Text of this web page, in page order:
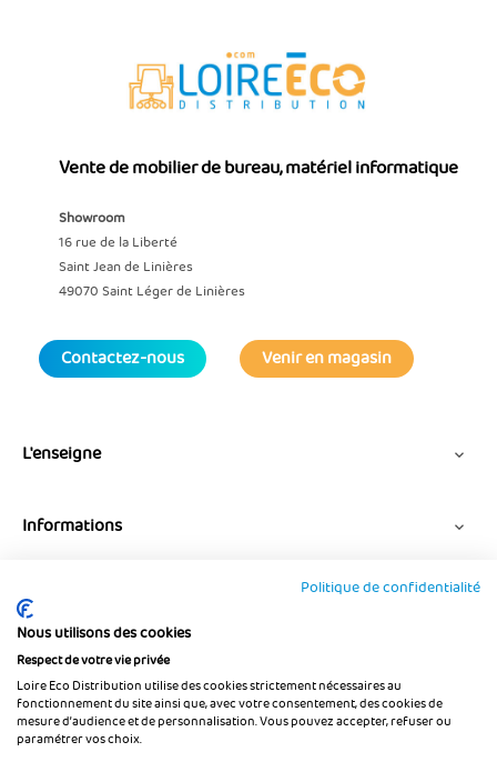
Vente de mobilier de bureau, matériel informatique
Showroom
16 rue de la Liberté
Saint Jean de Linières
49070 Saint Léger de Linières
Contactez-nous Venir en magasin
L'enseigne 
Informations 
Suivez-nous
Politique de confidentialité
Nous utilisons des cookies
Respect de votre vie privée
Loire Eco Distribution utilise des cookies strictement nécessaires au
fonctionnement du site ainsi que, avec votre consentement, des cookies de
mesure d’audience et de personnalisation. Vous pouvez accepter, refuser ou
paramétrer vos choix.